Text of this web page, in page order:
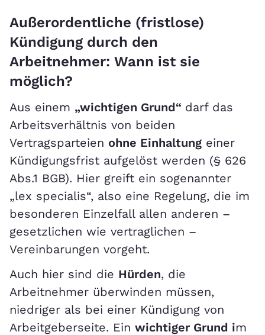
Außerordentliche (fristlose)
Kündigung durch den
Arbeitnehmer: Wann ist sie
möglich?
Aus einem „wichtigen Grund“ darf das
Arbeitsverhältnis von beiden
Vertragsparteien ohne Einhaltung einer
Kündigungsfrist aufgelöst werden (§ 626
Abs.1 BGB). Hier greift ein sogenannter
„lex specialis“, also eine Regelung, die im
besonderen Einzelfall allen anderen –
gesetzlichen wie vertraglichen –
Vereinbarungen vorgeht.
Auch hier sind die Hürden, die
Arbeitnehmer überwinden müssen,
niedriger als bei einer Kündigung von
Arbeitgeberseite. Ein wichtiger Grund im